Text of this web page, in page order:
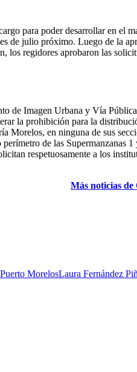
para poder desarrollar en el
de julio próximo. Luego de la
los regidores aprobaron las
de Imagen Urbana y Vía
la prohibición para la
Morelos, en ninguna de sus
de las Supermanzanas 1
respetuosamente a los
Más noticias
MorelosLaura Fernández